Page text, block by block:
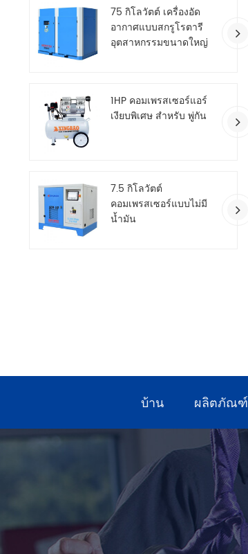
75 กิโลวัตต์ เครื่องอัด
อากาศแบบสกรูโรตารี
อุตสาหกรรมขนาดใหญ่
1HP คอมเพรสเซอร์แอร์
เงียบพิเศษ สำหรับ พู่กัน
7.5 กิโลวัตต์
คอมเพรสเซอร์แบบไม่มี
น้ำมัน
บ้าน ผลิตภัณฑ์